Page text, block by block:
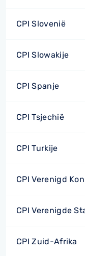
CPI Slovenië
CPI Slowakije
CPI Spanje
CPI Tsjechië
CPI Turkije
CPI Verenigd
CPI Verenigde
CPI Zuid-Afrika